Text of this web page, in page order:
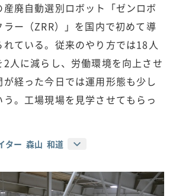
廃自動選別ロボット「ゼンロボ
ー（ZRR）」を国内で初めて導
れている。従来のやり方では18人
人に減らし、労働環境を向上させ
経った今日では運用形態も少し
。工場現場を見学させてもらっ
ター 森山 和道